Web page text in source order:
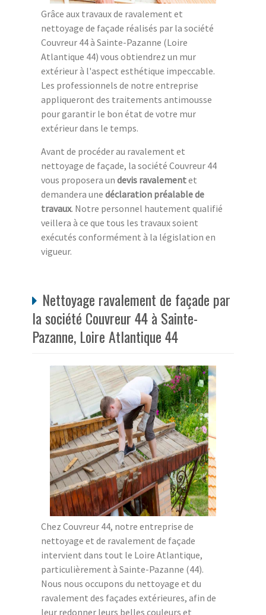
Grâce aux travaux de ravalement et
nettoyage de façade réalisés par la société
Couvreur 44 à Sainte-Pazanne (Loire
Atlantique 44) vous obtiendrez un mur
extérieur à l'aspect esthétique impeccable.
Les professionnels de notre entreprise
appliqueront des traitements antimousse
pour garantir le bon état de votre mur
extérieur dans le temps.
Avant de procéder au ravalement et
nettoyage de façade, la société Couvreur 44
vous proposera un devis ravalementet
demandera une déclaration préalable de
travaux. Notre personnel hautement qualifié
veillera à ce que tous les travaux soient
exécutés conformément à la législation en
vigueur.
Nettoyage ravalement de façade par
la société Couvreur 44 à Sainte-
Pazanne, Loire Atlantique 44
Chez Couvreur 44, notre entreprise de
nettoyage et de ravalement de façade
intervient dans tout le Loire Atlantique,
particulièrement à Sainte-Pazanne (44).
Nous nous occupons du nettoyage et du
ravalement des façades extérieures, afin de
leur redonner leurs belles couleurs et